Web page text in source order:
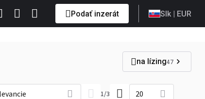
Podať inzerát Slk | EUR
na lízing47
1/3 20